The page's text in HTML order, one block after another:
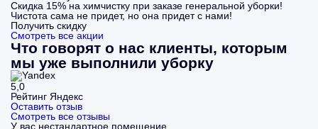
Скидка 15% на химчистку при заказе генеральной уборки!
Чистота сама не придет, но она придет с нами!
Получить скидку
Смотреть все акции
Что говорят о нас клиенты, которым
мы уже выполнили уборку
5,0
Рейтинг Яндекс
Оставить отзыв
Смотреть все отзывы
У вас нестандартное помещение